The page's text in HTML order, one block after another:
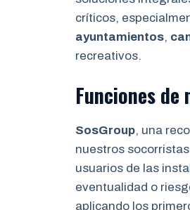
críticos,
ayuntamientos,
recreativos.
Funciones
SosGroup, una
nuestros
usuarios de las
eventualidad o
aplicando los